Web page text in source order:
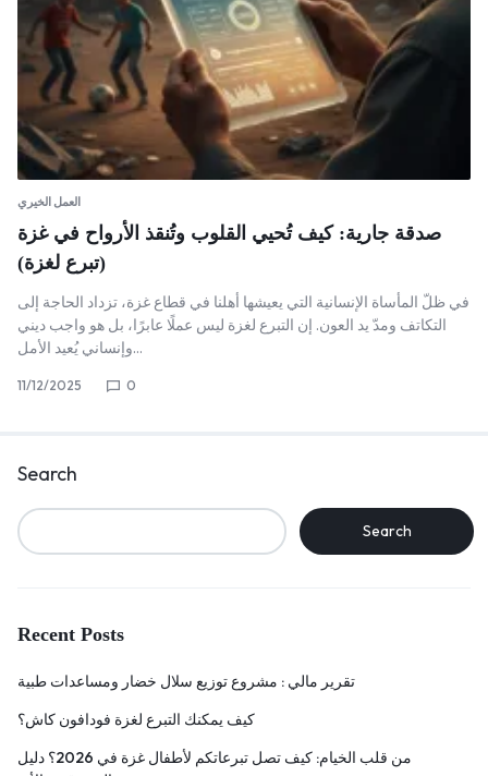
العمل الخيري
صدقة جارية: كيف تُحيي القلوب وتُنقذ الأرواح في غزة
(تبرع لغزة)
في ظلّ المأساة الإنسانية التي يعيشها أهلنا في قطاع غزة، تزداد الحاجة إلى
التكاتف ومدّ يد العون. إن التبرع لغزة ليس عملًا عابرًا، بل هو واجب ديني
وإنساني يُعيد الأمل…
11/12/2025 0
Search
Search
Recent Posts
تقرير مالي : مشروع توزيع سلال خضار ومساعدات طبية
كيف يمكنك التبرع لغزة فودافون كاش؟
من قلب الخيام: كيف تصل تبرعاتكم لأطفال غزة في 2026؟ دليل